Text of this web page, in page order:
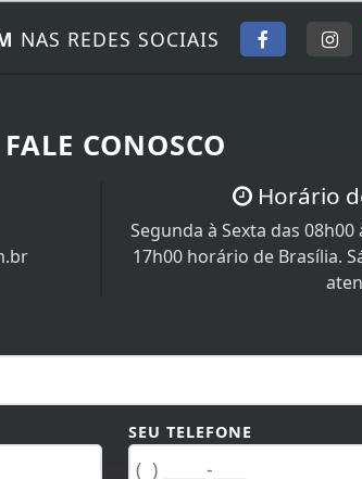
NAS REDES SOCIAIS
FALE CONOSCO
Horário
Segunda à Sexta das
17h00 horário de Brasília.
SEU TELEFONE